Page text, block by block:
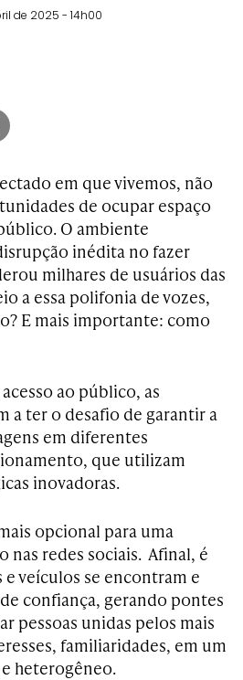
de 2025 - 14h00
em que vivemos, não
de ocupar espaço
O ambiente
inédita no fazer
milhares de usuários das
a essa polifonia de vozes,
E mais importante: como
ao público, as
a ter o desafio de garantir a
em diferentes
que utilizam
inovadoras.
opcional para uma
nas redes sociais. Afinal, é
veículos se encontram e
confiança, gerando pontes
pessoas unidas pelos mais
familiaridades, em um
heterogêneo.